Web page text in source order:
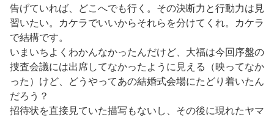
告げていれば、どこへでも行く。その決断力と行動力は見
習いたい。カケラでいいからそれらを分けてくれ。カケラ
で結構です。
いまいちよくわかんなかったんだけど、大福は今回序盤の
捜査会議には出席してなかったように見える（映ってなか
った）けど、どうやってあの結婚式会場にたどり着いたん
だろう？
招待状を直接見ていた描写もないし、その後に現れたヤマ